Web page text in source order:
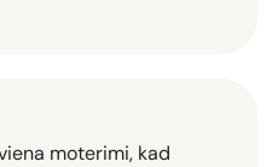
moterimi, kad